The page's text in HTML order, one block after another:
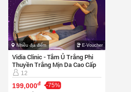
E-Voucher
Nhiều địa điểm
Vidia Clinic - Tắm Ủ Trắng Phi
Thuyền Trắng Mịn Da Cao Cấp
199,000đ -75%
12